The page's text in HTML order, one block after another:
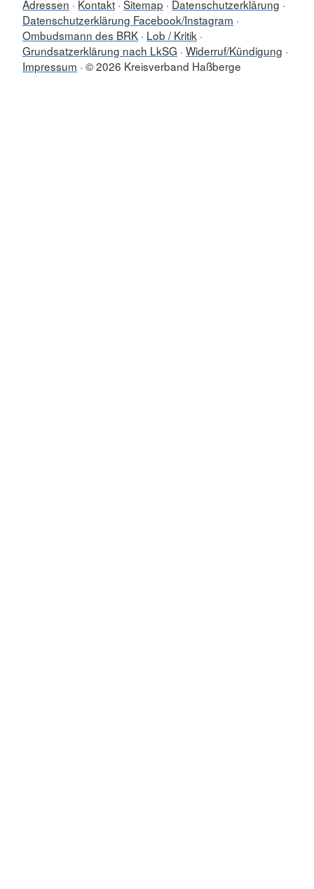
Adressen Kontakt Sitemap
Datenschutzerklärung
Datenschutzerklärung Facebook/Instagram
Ombudsmann des BRK Lob / Kritik
Grundsatzerklärung nach LkSG Widerruf/Kündigung
Impressum © 2026 Kreisverband Haßberge